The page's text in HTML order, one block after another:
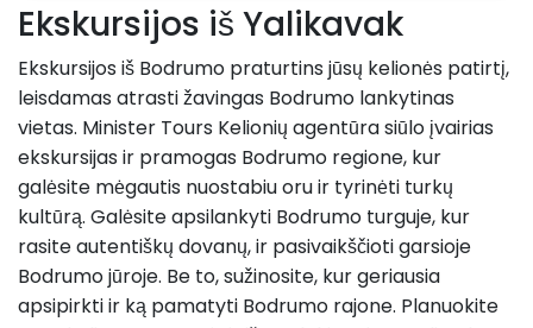
Ekskursijos iš Yalikavak
Ekskursijos iš Bodrumo praturtins jūsų kelionės patirtį,
leisdamas atrasti žavingas Bodrumo lankytinas
vietas. Minister Tours Kelionių agentūra siūlo įvairias
ekskursijas ir pramogas Bodrumo regione, kur
galėsite mėgautis nuostabiu oru ir tyrinėti turkų
kultūrą. Galėsite apsilankyti Bodrumo turguje, kur
rasite autentiškų dovanų, ir pasivaikščioti garsioje
Bodrumo jūroje. Be to, sužinosite, kur geriausia
apsipirkti ir ką pamatyti Bodrumo rajone. Planuokite